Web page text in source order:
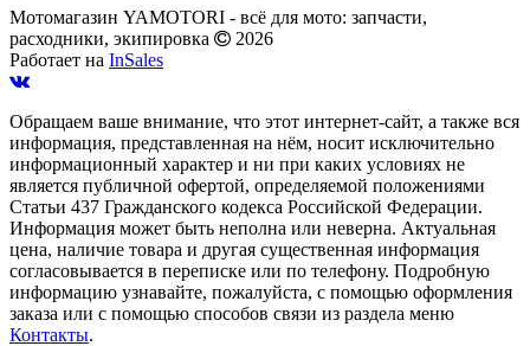
Мотомагазин YAMOTORI - всё для мото: запчасти,
расходники, экипировка
2026
Работает на InSales
Обращаем ваше внимание, что этот интернет-сайт, а также вся
информация, представленная на нём, носит исключительно
информационный характер и ни при каких условиях не
является публичной офертой, определяемой положениями
Статьи 437 Гражданского кодекса Российской Федерации.
Информация может быть неполна или неверна. Актуальная
цена, наличие товара и другая существенная информация
согласовывается в переписке или по телефону. Подробную
информацию узнавайте, пожалуйста, с помощью оформления
заказа или с помощью способов связи из раздела меню
Контакты.